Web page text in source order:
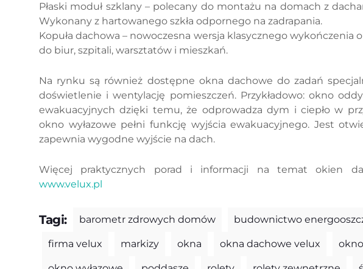
Płaski moduł szklany – polecany do montażu na domach z
Wykonany z hartowanego szkła odpornego na zadrapania.
Kopuła dachowa – nowoczesna wersja klasycznego wykończenia
do biur, szpitali, warsztatów i mieszkań.
Na rynku są również dostępne okna dachowe do zadań
doświetlenie i wentylację pomieszczeń. Przykładowo: okno
ewakuacyjnych dzięki temu, że odprowadza dym i ciepło w
okno wyłazowe pełni funkcję wyjścia ewakuacyjnego. Jest
zapewnia wygodne wyjście na dach.
Więcej praktycznych porad i informacji na temat okien
www.velux.pl
Tagi: barometr zdrowych domów budownictwo
firma velux markizy okna okna dachowe velux